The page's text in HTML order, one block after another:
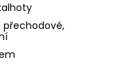
- přechodové,